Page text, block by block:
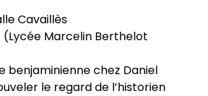
Cavaillès
(Lycée Marcelin Berthelot
benjaminienne chez Daniel
le regard de l’historien